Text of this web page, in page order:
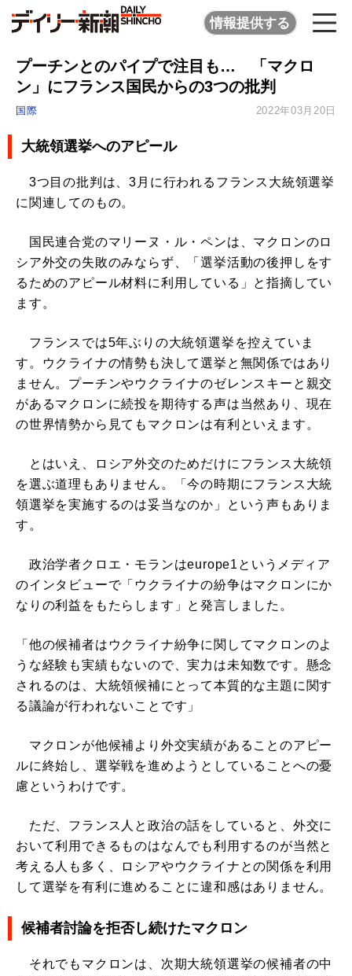
情報提供する
プーチンとのパイプで注目も… 「マクロ
ン」にフランス国民からの3つの批判
国際 2022年03月20日
大統領選挙へのアピール
3つ目の批判は、3月に行われるフランス大統領選挙
に関連してのもの。
国民連合党のマリーヌ・ル・ペンは、マクロンのロ
シア外交の失敗のみならず、「選挙活動の後押しをす
るためのアピール材料に利用している」と指摘してい
ます。
フランスでは5年ぶりの大統領選挙を控えていま
す。ウクライナの情勢も決して選挙と無関係ではあり
ません。プーチンやウクライナのゼレンスキーと親交
があるマクロンに続投を期待する声は当然あり、現在
の世界情勢から見てもマクロンは有利といえます。
とはいえ、ロシア外交のためだけにフランス大統領
を選ぶ道理もありません。「今の時期にフランス大統
領選挙を実施するのは妥当なのか」という声もありま
す。
政治学者クロエ・モランはeurope1というメディア
のインタビューで「ウクライナの紛争はマクロンにか
なりの利益をもたらします」と発言しました。
「他の候補者はウクライナ紛争に関してマクロンのよ
うな経験も実績もないので、実力は未知数です。懸念
されるのは、大統領候補にとって本質的な主題に関す
る議論が行われないことです」
マクロンが他候補より外交実績があることのアピー
ルに終始し、選挙戦を進めようとしていることへの憂
慮というわけです。
ただ、フランス人と政治の話をしていると、外交に
おいて利用できるものはなんでも利用するのが当然と
考える人も多く、ロシアやウクライナとの関係を利用
して選挙を有利に進めることに違和感はありません。
候補者討論を拒否し続けたマクロン
それでもマクロンは、次期大統領選挙の候補者の中